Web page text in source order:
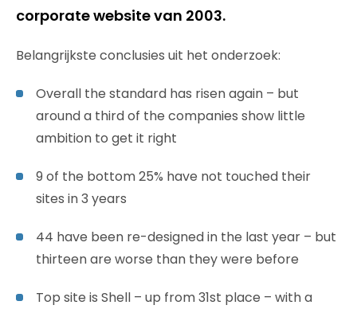
corporate website van 2003.
Belangrijkste conclusies uit het onderzoek:
Overall the standard has risen again – but
around a third of the companies show little
ambition to get it right
9 of the bottom 25% have not touched their
sites in 3 years
44 have been re-designed in the last year – but
thirteen are worse than they were before
Top site is Shell – up from 31st place – with a